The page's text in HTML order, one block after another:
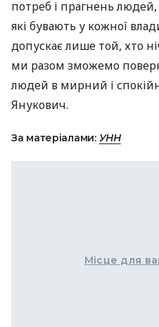
потреб і прагнень
які бувають у кожної
допускає лише той, хто
ми разом зможемо
людей в мирний і
Янукович.
За матеріалами: УНН
Місце для